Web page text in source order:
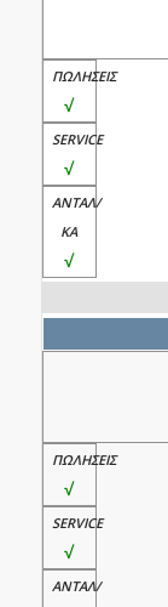
√
√
√
√
√